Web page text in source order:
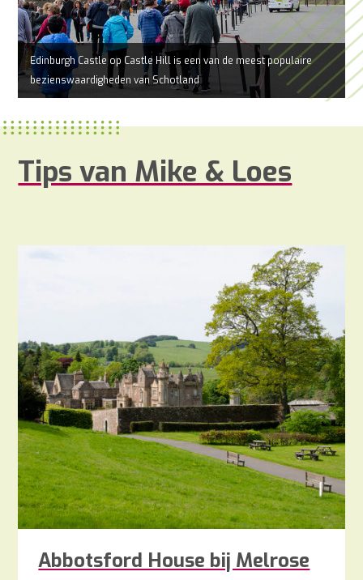
Edinburgh Castle op Castle Hill is een van de meest populaire
bezienswaardigheden van Schotland
Tips van Mike & Loes
Abbotsford House bij Melrose